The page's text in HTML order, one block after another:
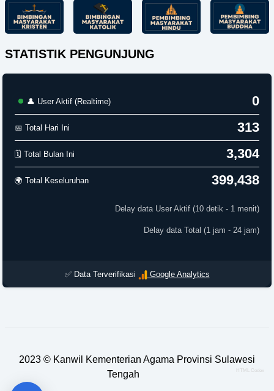
STATISTIK PENGUNJUNG
👤 User Aktif (Realtime) 0
📅 Total Hari Ini 313
🗓️ Total Bulan Ini 3,304
🌍 Total Keseluruhan 399,438
Delay data User Aktif (10 detik - 1 menit)
Delay data Total (1 jam - 24 jam)
✅ Data Terverifikasi Google Analytics
2023 © Kanwil Kementerian Agama Provinsi Sulawesi
Tengah
HTML Codex